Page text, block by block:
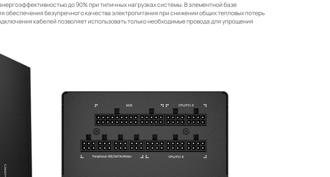
до 90% при типичных нагрузках системы. В элементной базе
обеспечения безупречного качества электропитания при снижении общих тепловых потерь
кабелей позволяет использовать только необходимые провода для упрощения